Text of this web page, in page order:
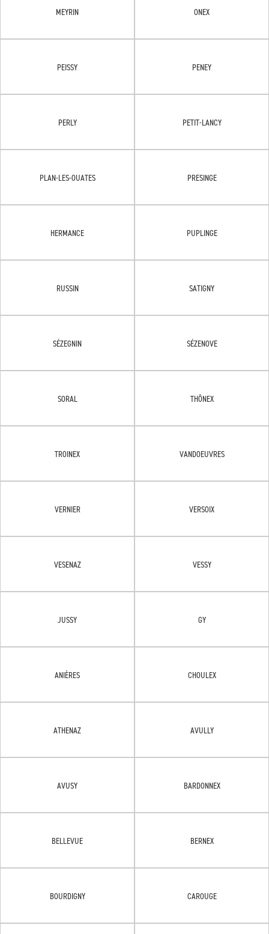
MEYRIN ONEX
PEISSY PENEY
PERLY PETIT-LANCY
PLAN-LES-OUATES PRESINGE
HERMANCE PUPLINGE
RUSSIN SATIGNY
SÉZEGNIN SÉZENOVE
SORAL THÔNEX
TROINEX VANDOEUVRES
VERNIER VERSOIX
VESENAZ VESSY
JUSSY GY
ANIÈRES CHOULEX
ATHENAZ AVULLY
AVUSY BARDONNEX
BELLEVUE BERNEX
BOURDIGNY CAROUGE